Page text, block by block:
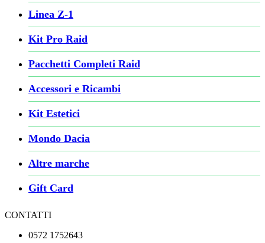
Linea Z-1
Kit Pro Raid
Pacchetti Completi Raid
Accessori e Ricambi
Kit Estetici
Mondo Dacia
Altre marche
Gift Card
CONTATTI
0572 1752643